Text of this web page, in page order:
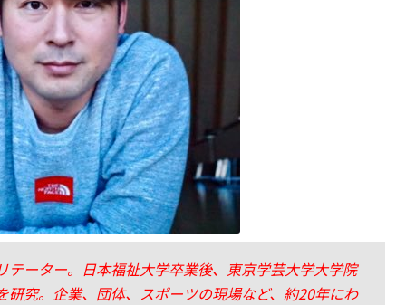
テーター。日本福祉大学卒業後、東京学芸大学大学院
研究。企業、団体、スポーツの現場など、約20年にわ